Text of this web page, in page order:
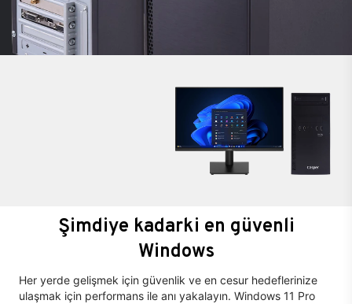
Şimdiye kadarki en güvenli
Windows
Her yerde gelişmek için güvenlik ve en cesur hedeflerinize
ulaşmak için performans ile anı yakalayın. Windows 11 Pro